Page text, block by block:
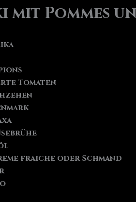
mit Pommes
Tomaten
fraiche oder Schmand